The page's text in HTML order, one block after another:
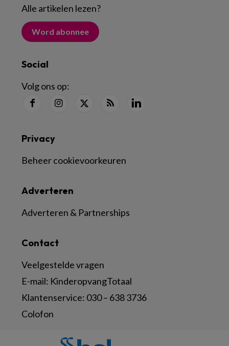
Alle artikelen lezen?
Word abonnee
Social
Volg ons op:
Contact
Veelgestelde vragen
E-mail: KinderopvangTotaal
Klantenservice: 030 – 638 3736
Colofon
Adverteren
Adverteren & Partnerships
Privacy
Beheer cookievoorkeuren